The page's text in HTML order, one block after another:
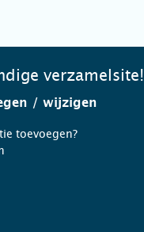
verzamelsite!
/ wijzigen
toevoegen?